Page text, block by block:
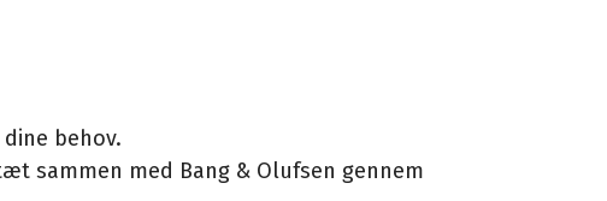
behov.
sammen med Bang & Olufsen gennem